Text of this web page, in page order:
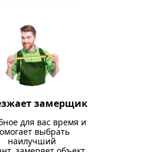
замерщик
для вас время и
выбрать
наилучший